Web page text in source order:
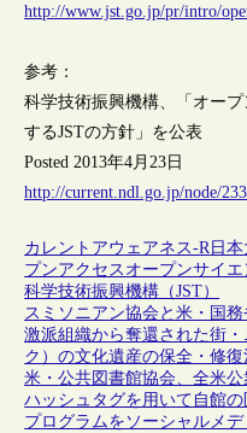
http://www.jst.go.jp/pr/intro/
参考：
科学技術振興機構、「オー
するJSTの方針」を公表
Posted 2013年4月23日
http://current.ndl.go.jp/node/
カレントアウェアネス-R日本
プンアクセス オープンサイ
科学技術振興機構（JST）
スミソニアン協会と米・国
激派組織から奪還された街
ク）の文化遺産の保全・修
米・公共図書館協会、全米公
ハッシュタグを用いて自館
プログラムをソーシャルメ